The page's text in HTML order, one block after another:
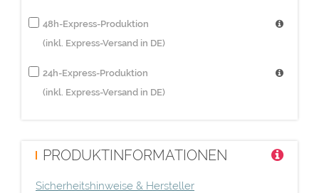
48h-Express-Produktion
(inkl. Express-Versand in DE)
24h-Express-Produktion
(inkl. Express-Versand in DE)
PRODUKTINFORMATIONEN
Sicherheitshinweise & Hersteller